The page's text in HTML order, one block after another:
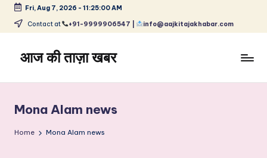
Skip
content
Fri, Aug 7, 2026 - 11:25:00 AM
Contact at +91-9999906547 | info@aajkitajakhabar.com
आज की ताज़ा खबर
ताज़ा
समाचार
–
Mona Alam news
Home Mona Alam news